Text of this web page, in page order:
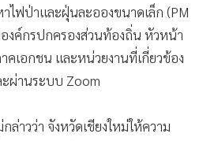
สู่แผนรับมือปี 2570 มุ่งลดการเผา
บูรณาการด้วยการนำเทคโนโลยี
ารให้สอดคล้องเหมาะสมตาม